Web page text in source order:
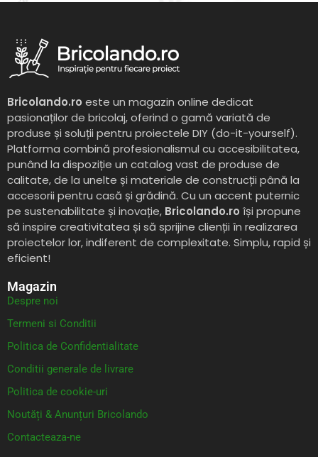
Bricolando.ro este un magazin online dedicat
pasionaților de bricolaj, oferind o gamă variată de
produse și soluții pentru proiectele DIY (do-it-yourself).
Platforma combină profesionalismul cu accesibilitatea,
punând la dispoziție un catalog vast de produse de
calitate, de la unelte și materiale de construcții până la
accesorii pentru casă și grădină. Cu un accent puternic
pe sustenabilitate și inovație, Bricolando.ro își propune
să inspire creativitatea și să sprijine clienții în realizarea
proiectelor lor, indiferent de complexitate. Simplu, rapid și
eficient!
Magazin
Despre noi
Termeni si Conditii
Politica de Confidentialitate
Conditii generale de livrare
Politica de cookie-uri
Noutăți & Anunțuri Bricolando
Contacteaza-ne